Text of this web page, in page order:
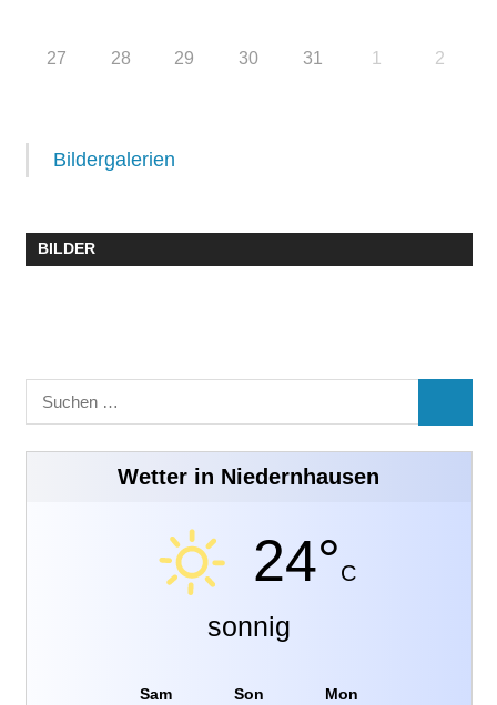
27 28 29 30 31 1 2
Bildergalerien
BILDER
Suchen
nach:
Wetter in Niedernhausen
24°C
sonnig
Sam Son Mon